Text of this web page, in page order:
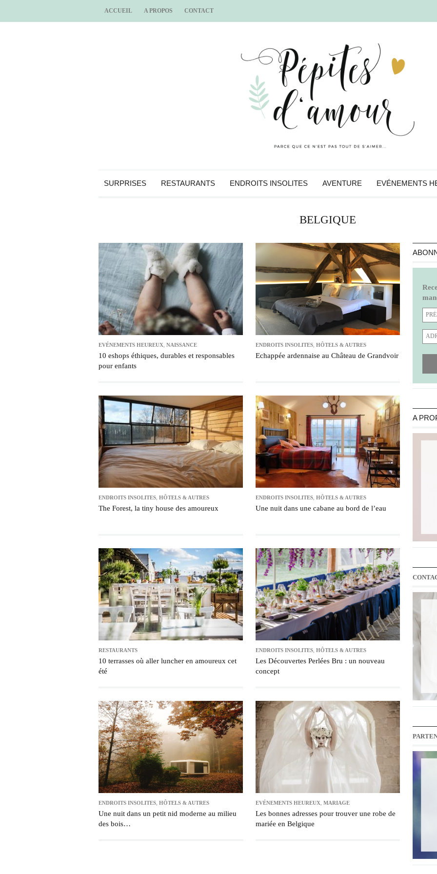
ACCUEIL A PROPOS CONTACT
SURPRISES RESTAURANTS ENDROITS INSOLITES AVENTURE EVÉNEMENTS
BELGIQUE
EVÉNEMENTS HEUREUX NAISSANCE
10 eshops éthiques, durables et responsables
pour enfants
ENDROITS INSOLITES HÔTELS & AUTRES
Echappée ardennaise au Château de Grandvoir
ENDROITS INSOLITES HÔTELS & AUTRES
The Forest, la tiny house des amoureux
ENDROITS INSOLITES HÔTELS & AUTRES
Une nuit dans une cabane au bord de l’eau
RESTAURANTS
10 terrasses où aller luncher en amoureux cet
été
ENDROITS INSOLITES HÔTELS & AUTRES
Les Découvertes Perlées Bru : un nouveau
concept
ENDROITS INSOLITES HÔTELS & AUTRES
Une nuit dans un petit nid moderne au milieu
des bois…
EVÉNEMENTS HEUREUX MARIAGE
Les bonnes adresses pour trouver une robe de
mariée en Belgique
A